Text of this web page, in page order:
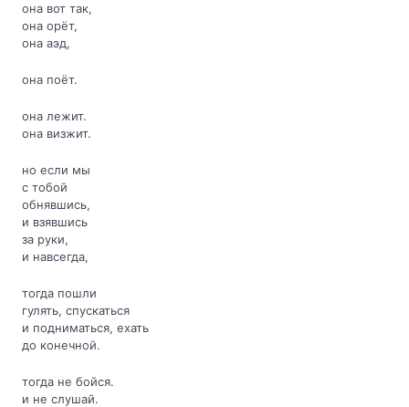
она вот так,
она орёт,
она аэд,
она поёт.
она лежит.
она визжит.
но если мы
с тобой
обнявшись,
и взявшись
за руки,
и навсегда,
тогда пошли
гулять, спускаться
и подниматься, ехать
до конечной.
тогда не бойся.
и не слушай.